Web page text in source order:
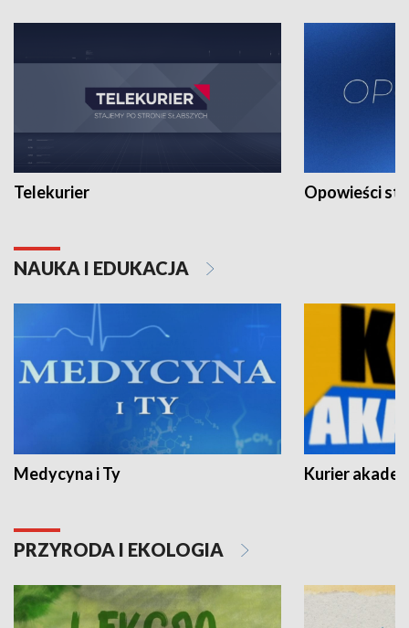
Telekurier Opowieści
NAUKA I EDUKACJA
Medycyna i Ty Kurier
PRZYRODA I EKOLOGIA